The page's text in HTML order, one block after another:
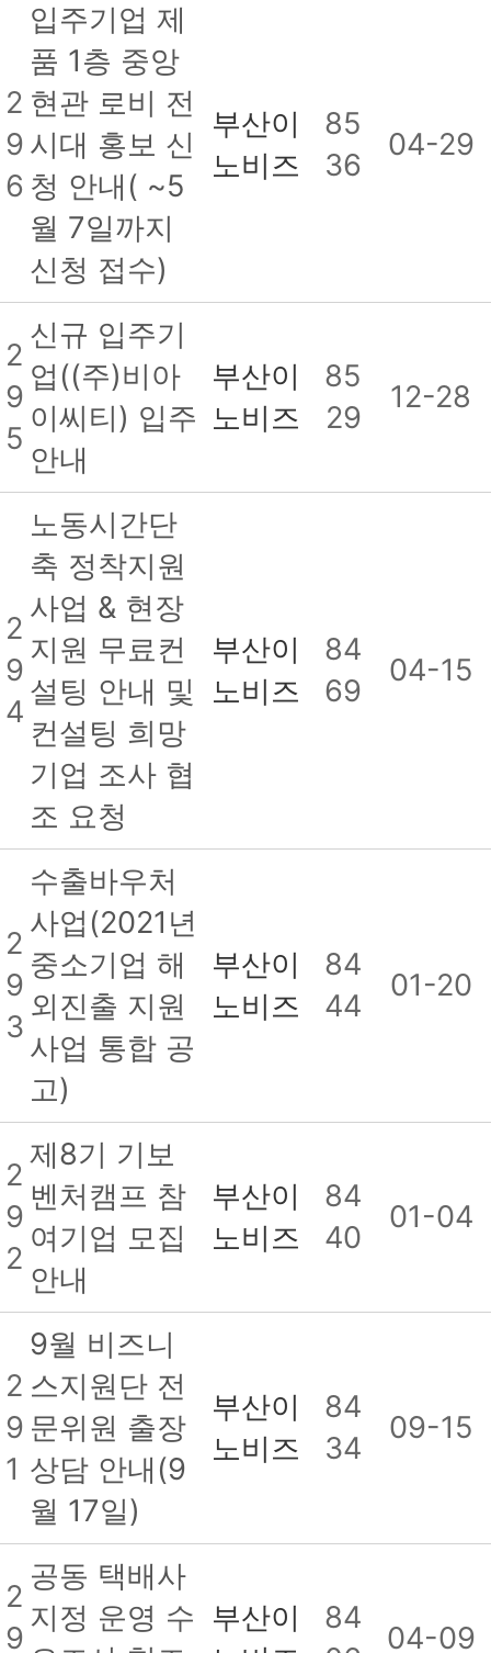
2
9
6
입주기업 제
품 1층 중앙
현관 로비 전
시대 홍보 신
청 안내( ~5
월 7일까지
신청 접수)
부산이
노비즈
85
36
04-29
2
9
5
신규 입주기
업((주)비아
이씨티) 입주
안내
부산이
노비즈
85
29
12-28
2
9
4
노동시간단
축 정착지원
사업 & 현장
지원 무료컨
설팅 안내 및
컨설팅 희망
기업 조사 협
조 요청
부산이
노비즈
84
69
04-15
2
9
3
수출바우처
사업(2021년
중소기업 해
외진출 지원
사업 통합 공
고)
부산이
노비즈
84
44
01-20
2
9
2
제8기 기보
벤처캠프 참
여기업 모집
안내
부산이
노비즈
84
40
01-04
2
9
1
9월 비즈니
스지원단 전
문위원 출장
상담 안내(9
월 17일)
부산이
노비즈
84
34
09-15
2
9
공동 택배사
지정 운영 수 부산이
84
04-09